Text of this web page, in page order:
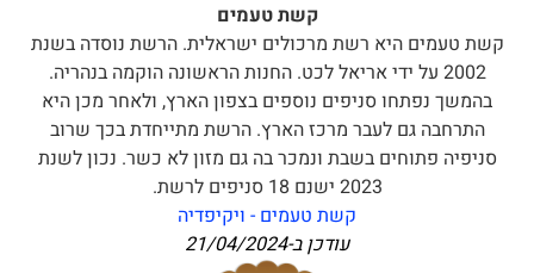
קשת טעמים
קשת טעמים היא רשת מרכולים ישראלית. הרשת נוסדה בשנת
2002 על ידי אריאל לכט. החנות הראשונה הוקמה בנהריה.
בהמשך נפתחו סניפים נוספים בצפון הארץ, ולאחר מכן היא
התרחבה גם לעבר מרכז הארץ. הרשת מתייחדת בכך שרוב
סניפיה פתוחים בשבת ונמכר בה גם מזון לא כשר. נכון לשנת
2023 ישנם 18 סניפים לרשת.
קשת טעמים - ויקיפדיה
עודכן ב-21/04/2024